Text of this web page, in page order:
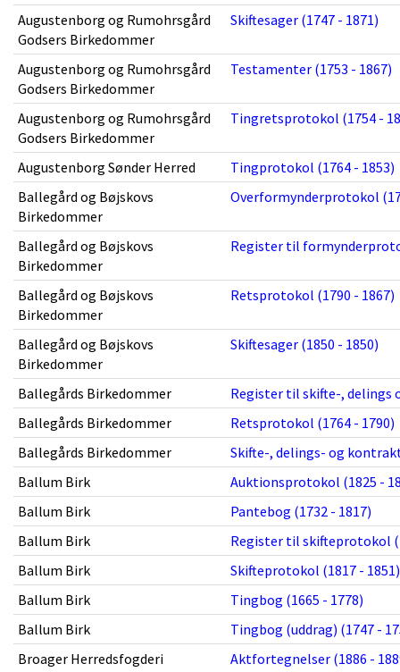
Augustenborg og Rumohrsgård
Godsers Birkedommer
Skiftesager (1747 - 1871)
Augustenborg og Rumohrsgård
Godsers Birkedommer
Testamenter (1753 - 1867)
Augustenborg og Rumohrsgård
Godsers Birkedommer
Tingretsprotokol (1754 -
Augustenborg Sønder Herred
Tingprotokol (1764 - 1853)
Ballegård og Bøjskovs
Birkedommer
Overformynderprotokol
Ballegård og Bøjskovs
Birkedommer
Register til
Ballegård og Bøjskovs
Birkedommer
Retsprotokol (1790 - 1867)
Ballegård og Bøjskovs
Birkedommer
Skiftesager (1850 - 1850)
Ballegårds Birkedommer
Register til skifte-, delings
Ballegårds Birkedommer
Retsprotokol (1764 - 1790)
Ballegårds Birkedommer
Skifte-, delings- og
Ballum Birk
Auktionsprotokol (1825 -
Ballum Birk
Pantebog (1732 - 1817)
Ballum Birk
Register til skifteprotokol
Ballum Birk
Skifteprotokol (1817 - 1851)
Ballum Birk
Tingbog (1665 - 1778)
Ballum Birk
Tingbog (uddrag) (1747 -
Broager Herredsfogderi
Aktfortegnelser (1886 -